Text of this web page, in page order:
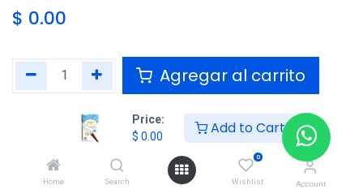
Price:
$ 0.00 Add to Cart
Home Search
0
Wishlist Account
$ 0.00
Agregar al carrito
Agregar a la lista de deseos
Compartir :